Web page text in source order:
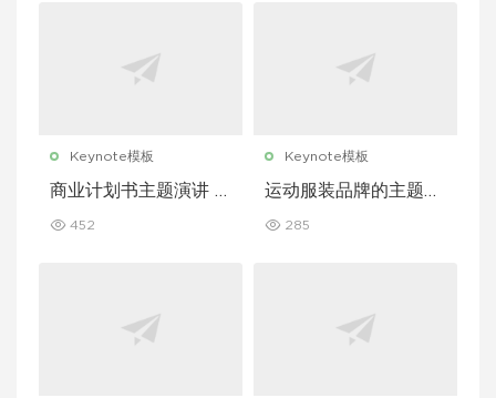
Keynote模板
商业计划书主题演讲 K
452
Keynote模板
运动服装品牌的主题演
285